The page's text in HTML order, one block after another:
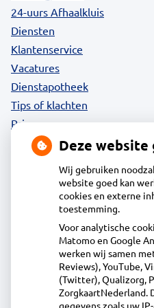
24-uurs Afhaalkluis
Diensten
Klantenservice
Vacatures
Dienstapotheek
Tips of klachten
Privacy
Apotheek Daalmeer
J.Naberstraat 43,
072-5613434
Inschrijven
Deze
Wij gebruiken
website goed kan
cookies en externe
toestemming.
Voor analytische
Matomo en Google
werken wij samen
Reviews), YouTube,
(Twitter), Qualizorg,
ZorgkaartNederland.
gegevens zoals uw